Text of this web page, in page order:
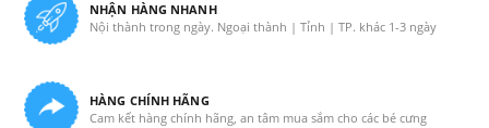
NHẬN HÀNG NHANH
Nội thành trong ngày. Ngoại thành | Tỉnh | TP. khác 1-3 ngày
HÀNG CHÍNH HÃNG
Cam kết hàng chính hãng, an tâm mua sắm cho các bé cưng